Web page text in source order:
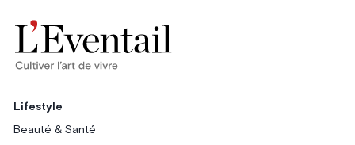
Lifestyle
Beauté & Santé